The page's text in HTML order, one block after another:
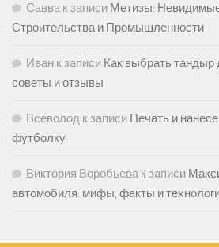
Саввак записи Метизы:
Строительства и Промышленности
Иван к записи Как выбрать тандыр
советы и отзывы
Всеволод к записи Печать и
футболку
Виктория Воробьевак записи
автомобиля: мифы, факты и